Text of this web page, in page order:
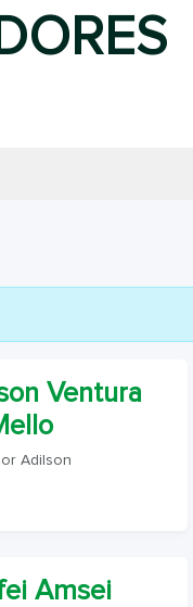
Ventura
Adilson
Amsei